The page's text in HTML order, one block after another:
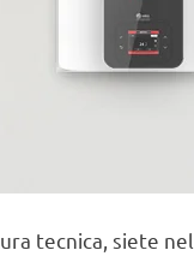
tecnica, siete